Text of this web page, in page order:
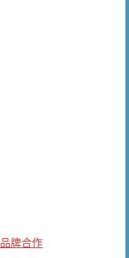
品牌合作